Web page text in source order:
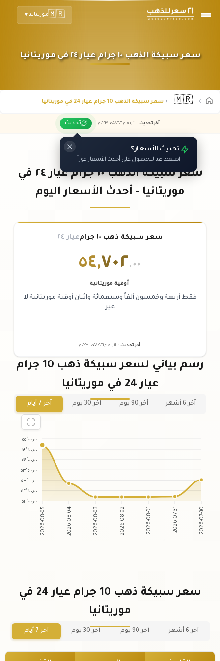
🇲🇷موريتانيا ▼
سعر سبيكة الذهب ١٠ جرام عيار ٢٤ في موريتانيا
🇲🇷 سعر سبيكة الذهب 10 جرام عيار 24 في موريتانيا
آخر تحديث : الأربعاء ٠٥ /٠٨/٢٠٢٦ - ٠٦:٢٣ م تحديث
تحديث الأسعار؟
اضغط هنا للحصول على أحدث الأسعار فوراً
سعر سبيكة الذهب ١٠ جرام عيار ٢٤ في
موريتانيا - أحدث الأسعار اليوم
سعر سبيكة ذهب ١٠ جرام عيار ٢٤
٥٤,٧٠٢.٠٠
أوقية موريتانية
فقط أربعة وخمسون ألفاً وسبعمائة واثنان أوقية موريتانية لا
غير
آخر تحديث : الأربعاء ٠٥ /٠٨/٢٠٢٦ - ٠٦:٢٣م
رسم بياني لسعر سبيكة ذهب 10 جرام
عيار 24 في موريتانيا
آخر 6 أشهر آخر 90 يوم آخر 30 يوم آخر 7 أيام
٥٥٬٠٠٠٫٠٠
٥٤٬٥٠٠٫٠٠
٥٤٬٠٠٠٫٠٠
٥٣٬٥٠٠٫٠٠
٥٣٬٠٠٠٫٠٠
٥٢٬٥٠٠٫٠٠
٥٢٬٠٠٠٫٠٠
2026-08-05 2026-08-04 2026-08-03 2026-08-02 2026-08-01 2026-07-31 2026-07-30
سعر سبيكة ذهب 10 جرام عيار 24 في
موريتانيا
آخر 6 أشهر آخر 90 يوم آخر 30 يوم آخر 7 أيام